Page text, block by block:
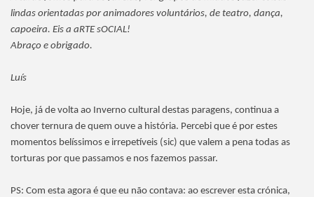
lindas orientadas por animadores voluntários, de teatro, dança,
capoeira. Eis a aRTE sOCIAL!
Abraço e obrigado.
Luís
Hoje, já de volta ao Inverno cultural destas paragens, continua a
chover ternura de quem ouve a história. Percebi que é por estes
momentos belíssimos e irrepetíveis (sic) que valem a pena todas as
torturas por que passamos e nos fazemos passar.
PS: Com esta agora é que eu não contava: ao escrever esta crónica,